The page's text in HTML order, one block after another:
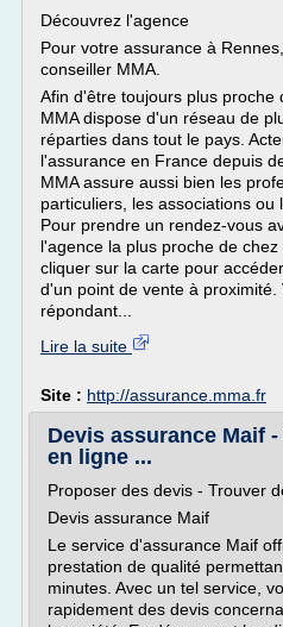
Découvrez l'agence
Pour votre assurance à
conseiller MMA.
Afin d'être toujours plus proche
MMA dispose d'un réseau de
réparties dans tout le pays.
l'assurance en France depuis
MMA assure aussi bien les
particuliers, les associations ou
Pour prendre un rendez-vous
l'agence la plus proche de
cliquer sur la carte pour
d'un point de vente à proximité.
répondant...
Lire la suite
Site : http://assurance.mma.fr
Devis assurance Maif
en ligne ...
Proposer des devis - Trouver
Devis assurance Maif
Le service d'assurance Maif
prestation de qualité
minutes. Avec un tel service,
rapidement des devis